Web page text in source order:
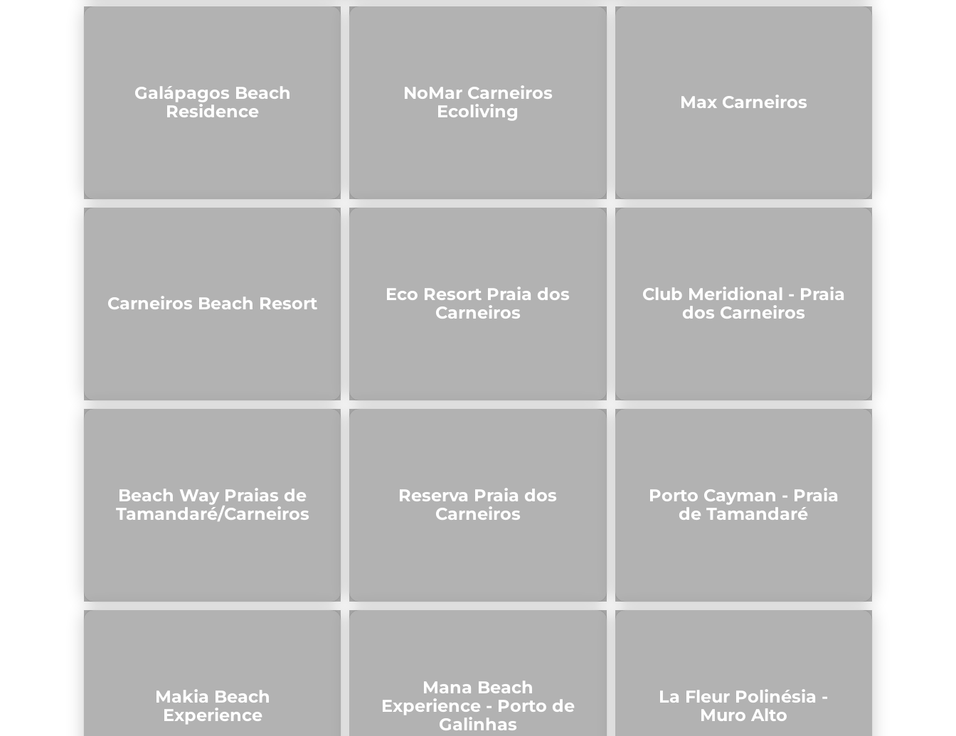
Galápagos Beach
Residence
NoMar Carneiros
Ecoliving
Max Carneiros
Carneiros Beach Resort
Eco Resort Praia dos
Carneiros
Club Meridional - Praia
dos Carneiros
Beach Way Praias de
Tamandaré/Carneiros
Reserva Praia dos
Carneiros
Porto Cayman - Praia
de Tamandaré
Makia Beach
Experience
Mana Beach
Experience - Porto de
Galinhas
La Fleur Polinésia -
Muro Alto